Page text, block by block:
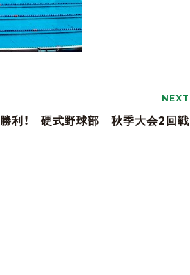
NEXT
勝利！ 硬式野球部 秋季大会2回戦